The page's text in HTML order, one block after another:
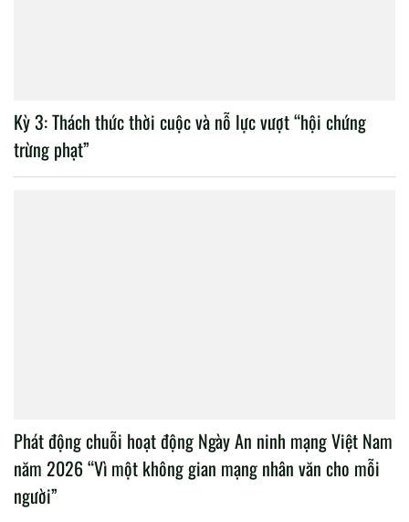
Kỳ 3: Thách thức thời cuộc và nỗ lực vượt “hội chứng
trừng phạt”
Phát động chuỗi hoạt động Ngày An ninh mạng Việt Nam
năm 2026 “Vì một không gian mạng nhân văn cho mỗi
người”